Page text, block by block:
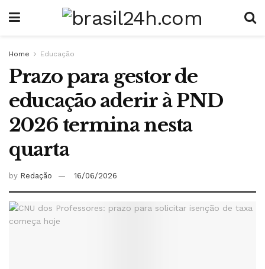
Home Educação
Prazo para gestor de
educação aderir à PND
2026 termina nesta
quarta
by Redação 16/06/2026